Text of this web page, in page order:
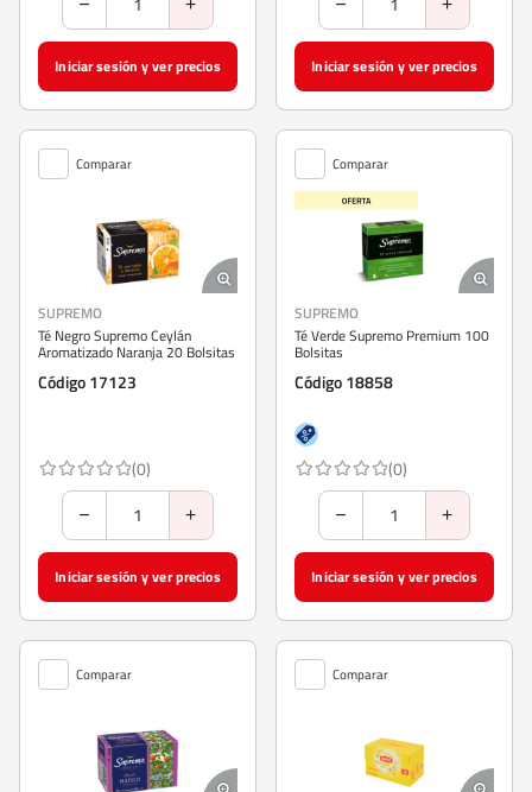
Iniciar sesión y ver precios Iniciar sesión y ver precios
Comparar
SUPREMO
Té Negro Supremo Ceylán
Aromatizado Naranja 20 Bolsitas
Código 17123
(0)
Iniciar sesión y ver precios
Comparar
SUPREMO
Té Verde Supremo Premium 100
Bolsitas
Código 18858
(0)
Iniciar sesión y ver precios
Comparar Comparar